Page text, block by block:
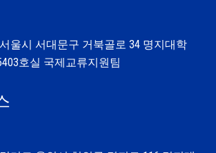
울시 서대문구 거북골로 34 명지대학
호실 국제교류지원팀